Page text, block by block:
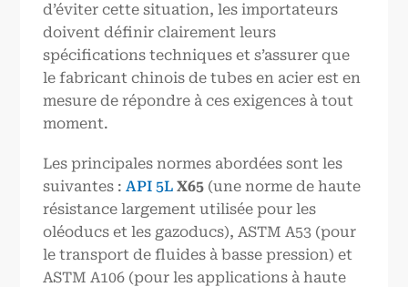
d’éviter cette situation, les importateurs
doivent définir clairement leurs
spécifications techniques et s’assurer que
le fabricant chinois de tubes en acier est en
mesure de répondre à ces exigences à tout
moment.
Les principales normes abordées sont les
suivantes :API 5L X65 (une norme de haute
résistance largement utilisée pour les
oléoducs et les gazoducs), ASTM A53 (pour
le transport de fluides à basse pression) et
ASTM A106 (pour les applications à haute